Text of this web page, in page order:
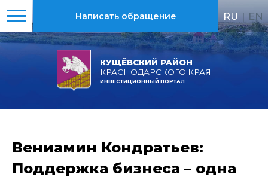
КУЩЁВСКИЙ РАЙОН
КРАСНОДАРСКОГО КРАЯ
ИНВЕСТИЦИОННЫЙ ПОРТАЛ
Написать обращение RU | EN
Вениамин Кондратьев:
Поддержка бизнеса – одна